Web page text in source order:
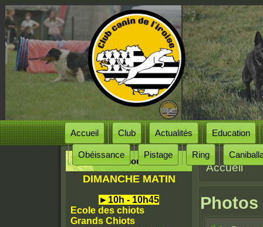
Accueil Club Actualités Education
Obéissance Pistage Ring
Horaires des cours
DIMANCHE MATIN
► 10h - 10h45
Ecole des chiots
Grands Chiots
Vous
Accueil
Photos